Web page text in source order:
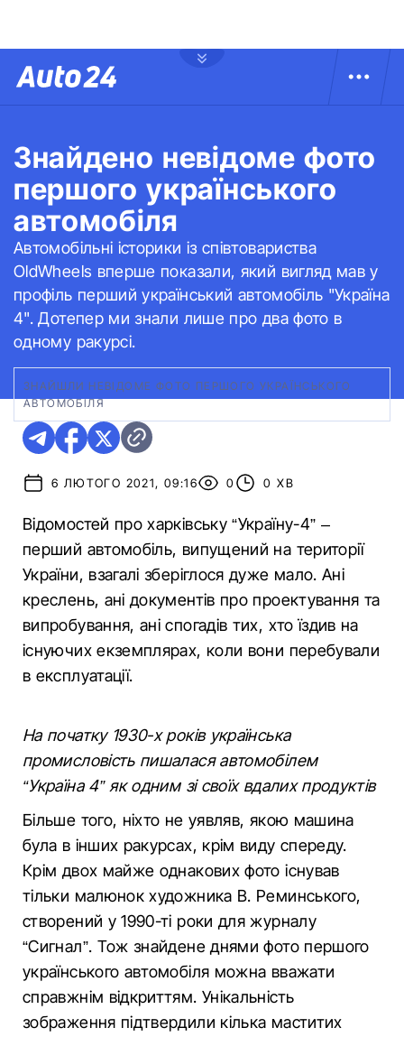
Знайдено невідоме фото
першого українського
автомобіля
Автомобільні історики із співтовариства
OldWheels вперше показали, який вигляд мав у
профіль перший український автомобіль "Україна
4". Дотепер ми знали лише про два фото в
одному ракурсі.
ЗНАЙШЛИ НЕВІДОМЕ ФОТО ПЕРШОГО УКРАЇНСЬКОГО
АВТОМОБІЛЯ
6 ЛЮТОГО 2021, 09:16 0 0 ХВ
Відомостей про харківську “Україну-4” –
перший автомобіль, випущений на території
України, взагалі зберіглося дуже мало. Ані
креслень, ані документів про проектування та
випробування, ані спогадів тих, хто їздив на
існуючих екземплярах, коли вони перебували
в експлуатації.
На початку 1930-х років українська
промисловість пишалася автомобілем
“Україна 4” як одним зі своїх вдалих продуктів
Більше того, ніхто не уявляв, якою машина
була в інших ракурсах, крім виду спереду.
Крім двох майже однакових фото існував
тільки малюнок художника В. Реминського,
створений у 1990-ті роки для журналу
“Сигнал”. Тож знайдене днями фото першого
українського автомобіля можна вважати
справжнім відкриттям. Унікальність
зображення підтвердили кілька маститих